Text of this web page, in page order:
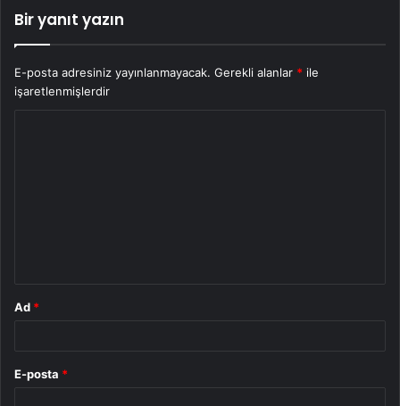
Bir yanıt yazın
E-posta adresiniz yayınlanmayacak. Gerekli alanlar * ile
işaretlenmişlerdir
Ad *
E-posta *